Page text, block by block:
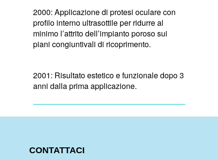
2000: Applicazione di protesi oculare con
profilo interno ultrasottile per ridurre al
minimo l’attrito dell’impianto poroso sui
piani congiuntivali di ricoprimento.
2001: Risultato estetico e funzionale dopo 3
anni dalla prima applicazione.
CONTATTACI